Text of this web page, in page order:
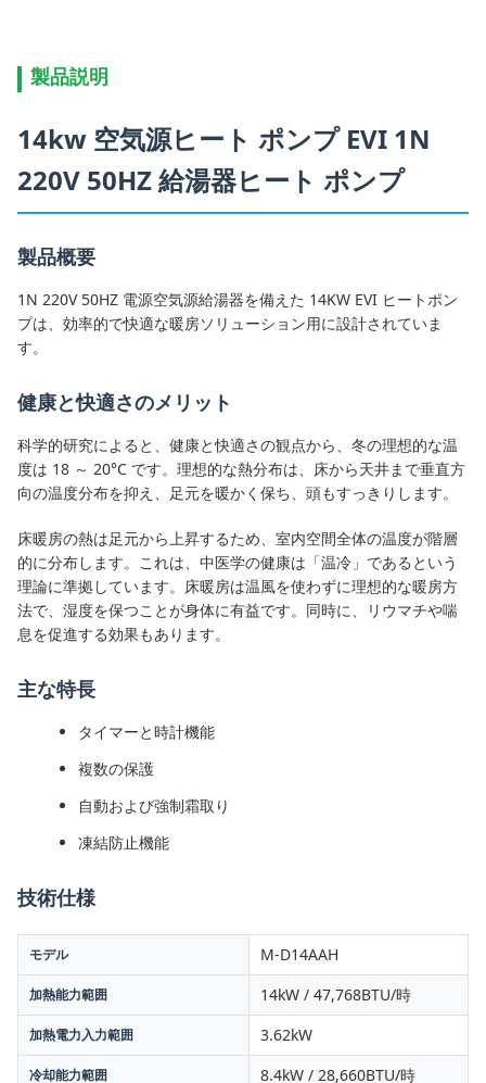
製品説明
14kw 空気源ヒート ポンプ EVI 1N
220V 50HZ 給湯器ヒート ポンプ
製品概要
1N 220V 50HZ 電源空気源給湯器を備えた 14KW EVI ヒートポン
プは、効率的で快適な暖房ソリューション用に設計されていま
す。
健康と快適さのメリット
科学的研究によると、健康と快適さの観点から、冬の理想的な温
度は 18 ～ 20°C です。理想的な熱分布は、床から天井まで垂直方
向の温度分布を抑え、足元を暖かく保ち、頭もすっきりします。
床暖房の熱は足元から上昇するため、室内空間全体の温度が階層
的に分布します。これは、中医学の健康は「温冷」であるという
理論に準拠しています。床暖房は温風を使わずに理想的な暖房方
法で、湿度を保つことが身体に有益です。同時に、リウマチや喘
息を促進する効果もあります。
主な特長
タイマーと時計機能
複数の保護
自動および強制霜取り
凍結防止機能
技術仕様
モデル M-D14AAH
加熱能力範囲 14kW / 47,768BTU/時
加熱電力入力範囲 3.62kW
冷却能力範囲 8.4kW / 28,660BTU/時